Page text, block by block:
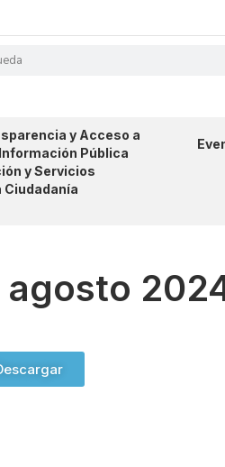
y Acceso a
Pública
y Servicios
Ciudadanía
agosto